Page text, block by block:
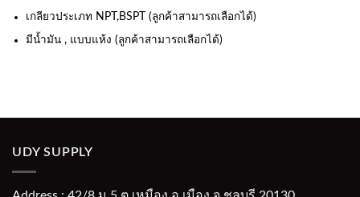
เกลียวประเภท NPT,BSPT (ลูกค้าสามารถเลือกได้)
มีน้ำมัน , แบบแห้ง (ลูกค้าสามารถเลือกได้)
UDY SUPPLY